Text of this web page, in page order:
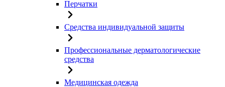
Перчатки
Средства индивидуальной защиты
Профессиональные дерматологические
средства
Медицинская одежда